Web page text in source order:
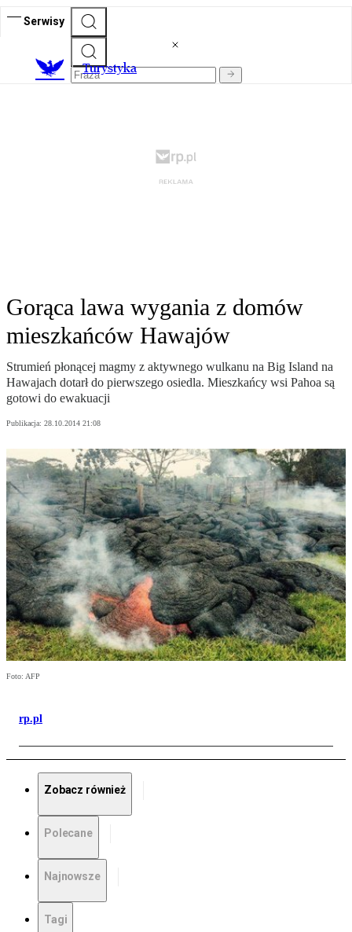
Serwisy
Turystyka
Gorąca lawa wygania z domów
mieszkańców Hawajów
Strumień płonącej magmy z aktywnego wulkanu na Big Island na
Hawajach dotarł do pierwszego osiedla. Mieszkańcy wsi Pahoa są
gotowi do ewakuacji
Publikacja: 28.10.2014 21:08
Foto: AFP
rp.pl
Zobacz również
Polecane
Najnowsze
Tagi